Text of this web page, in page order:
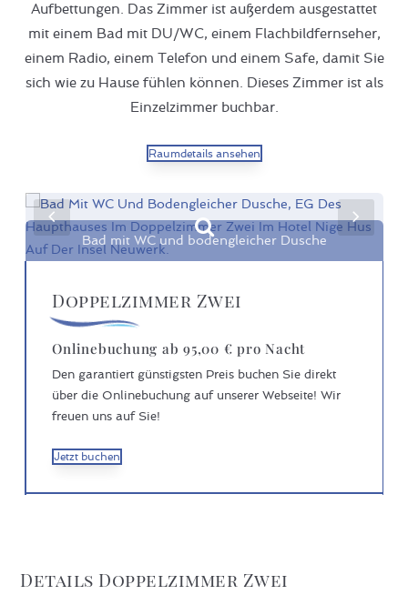
Aufbettungen. Das Zimmer ist außerdem ausgestattet
mit einem Bad mit DU/WC, einem Flachbildfernseher,
einem Radio, einem Telefon und einem Safe, damit Sie
sich wie zu Hause fühlen können. Dieses Zimmer ist als
Einzelzimmer buchbar.
Raumdetails ansehen
Bad mit WC und bodengleicher Dusche
Previous
Slide
Next
Doppelzimmer Zwei
Onlinebuchung ab 95,00 € pro Nacht
Den garantiert günstigsten Preis buchen Sie direkt
über die Onlinebuchung auf unserer Webseite! Wir
freuen uns auf Sie!
Jetzt buchen
Details Doppelzimmer Zwei